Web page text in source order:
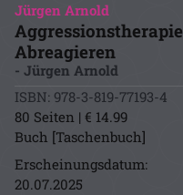
Jürgen Arnold
Abreagieren
- Jürgen Arnold
ISBN: 978-3-819-77193-4
80 Seiten | € 14.99
Buch [Taschenbuch]
Erscheinungsdatum:
20.07.2025